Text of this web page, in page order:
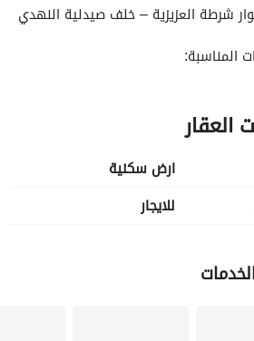
شرطة العزيزية – خلف صيدلية النهدي
المناسبة:
ومتنوع الاستخدامات في منطقة حيوية
العقار
ارض سكنية
للايجار